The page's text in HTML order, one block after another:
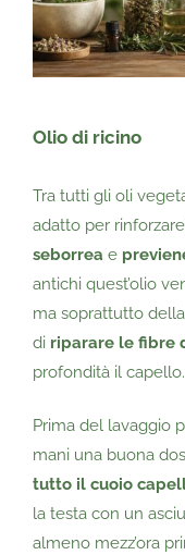
Olio di ricino
Tra tutti gli oli
adatto per
seborrea e
antichi quest’olio
ma soprattutto
di riparare le fibre
profondità il capello.
Prima del lavaggio
mani una buona
tutto il cuoio
la testa con un
almeno mezz’ora